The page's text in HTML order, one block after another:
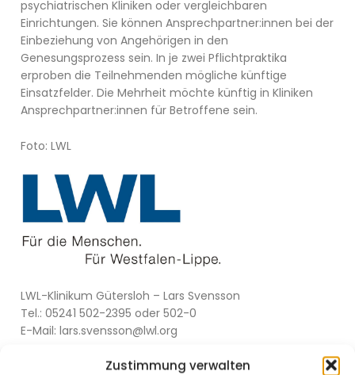
Zustimmung verwalten
psychiatrischen Kliniken oder vergleichbaren
Einrichtungen. Sie können Ansprechpartner:innen bei der
Einbeziehung von Angehörigen in den
Genesungsprozess sein. In je zwei Pflichtpraktika
erproben die Teilnehmenden mögliche künftige
Einsatzfelder. Die Mehrheit möchte künftig in Kliniken
Ansprechpartner:innen für Betroffene sein.
Foto: LWL
LWL-Klinikum Gütersloh – Lars Svensson
Tel.: 05241 502-2395 oder 502-0
E-Mail: lars.svensson@lwl.org